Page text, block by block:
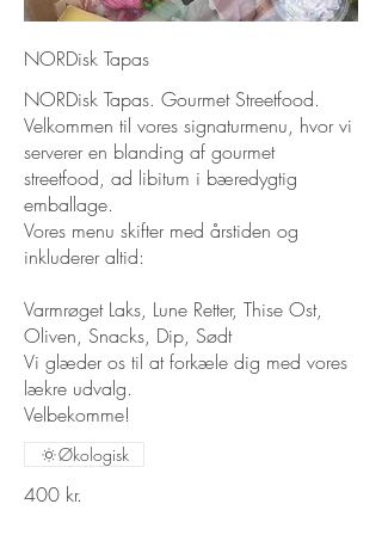
NORDisk Tapas
NORDisk Tapas. Gourmet Streetfood.
Velkommen til vores signaturmenu, hvor vi
serverer en blanding af gourmet
streetfood, ad libitum i bæredygtig
emballage.
Vores menu skifter med årstiden og
inkluderer altid:
Varmrøget Laks, Lune Retter, Thise Ost,
Oliven, Snacks, Dip, Sødt
Vi glæder os til at forkæle dig med vores
lækre udvalg.
Velbekomme!
400 kr.
Økologisk